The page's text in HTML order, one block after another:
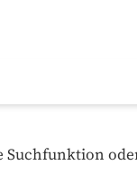
Suchfunktion